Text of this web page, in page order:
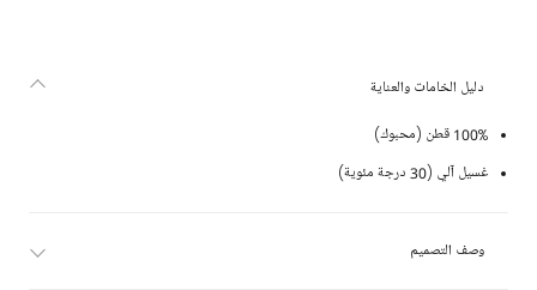
دليل الخامات والعناية
100% قطن (محبوك)
غسيل آلي (30 درجة مئوية)
وصف التصميم